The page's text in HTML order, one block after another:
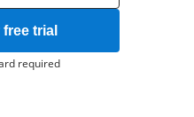
trial
required